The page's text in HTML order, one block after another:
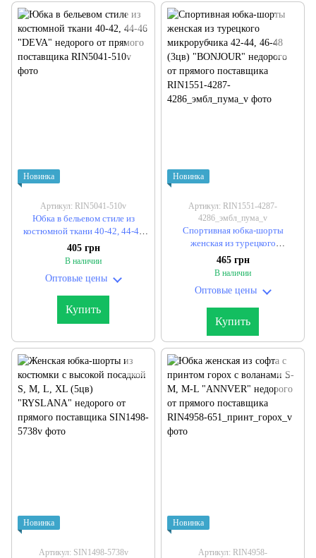
Новинка
Артикул: RIN5041-510v
Юбка в бельевом стиле из
костюмной ткани 40-42, 44-46
"DEVA" недорого от прямого
поставщика
405 грн
В наличии
Оптовые цены
Купить
Новинка
Артикул: RIN1551-4287-
4286_эмбл_пума_v
Спортивная юбка-шорты
женская из турецкого
микрорубчика 42-44, 46-48 (3цв)
"BONJOUR" недорого от
465 грн
В наличии
Оптовые цены
Купить
Новинка
Артикул: SIN1498-5738v
Новинка
Артикул: RIN4958-